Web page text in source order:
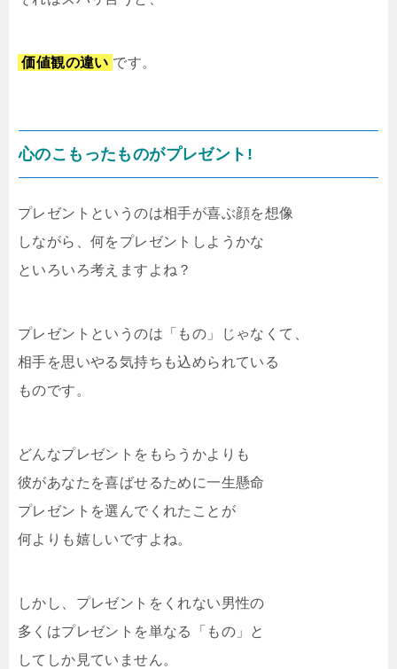
価値観の違い です。
心のこもったものがプレゼント!
プレゼントというのは相手が喜ぶ顔を想像
しながら、何をプレゼントしようかな
といろいろ考えますよね？
プレゼントというのは「もの」じゃなくて、
相手を思いやる気持ちも込められている
ものです。
どんなプレゼントをもらうかよりも
彼があなたを喜ばせるために一生懸命
プレゼントを選んでくれたことが
何よりも嬉しいですよね。
しかし、プレゼントをくれない男性の
多くはプレゼントを単なる「もの」と
してしか見ていません。